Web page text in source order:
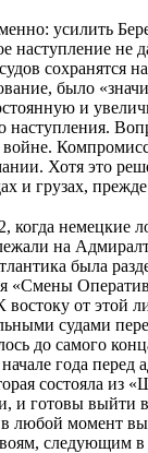
усилить
не
сохранятся
было
и
наступления.
войне.
Хотя это
и грузах,
когда немецкие
на
была
«Смены
востоку от этой
судами
до самого
года перед
состояла из
и готовы выйти
любой момент
следующим